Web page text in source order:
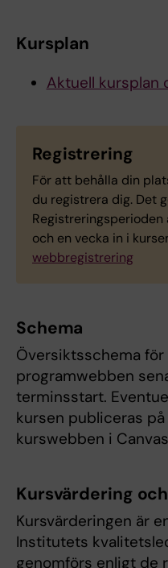
Kursplan
Aktuell kursplan
Registrering
För att behålla din
du registrera dig. Det
och en vecka in i
webbregistrering
Schema
Översiktsschema
programwebben
terminsstart.
kursen publiceras
kurswebben i
Kursvärdering
Kursvärderingen är
Institutets
genomförs enligt de